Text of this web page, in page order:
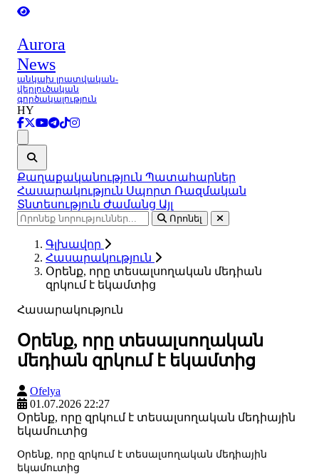
Aurora
News
անկախ լրատվական-
վերլուծական
գործակալություն
HY
Քաղաքականություն Պատահարներ
Հասարակություն Սպորտ Ռազմական
Տնտեսություն Ժամանց Այլ
Որոնել
Գլխավոր
Հասարակություն
Օրենք, որը տեսալսողական մեդիան
զրկում է եկամտից
Հասարակություն
Օրենք, որը տեսալսողական
մեդիան զրկում է եկամտից
Ofelya
01.07.2026 22:27
Օրենք, որը զրկում է տեսալսողական մեդիային
եկամուտից
Օրենք, որը զրկում է տեսալսողական մեդիային
եկամուտից